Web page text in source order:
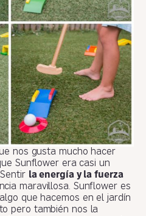
nos gusta mucho hacer
Sunflower era casi un
la energía y la fuerza
maravillosa. Sunflower es
que hacemos en el jardín
pero también nos la